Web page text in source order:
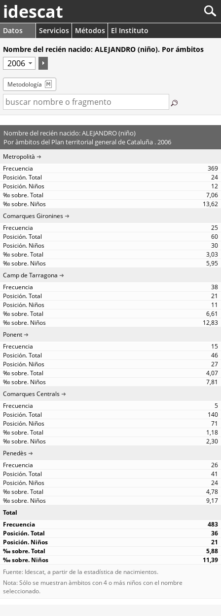
idescat
Datos Servicios Métodos
El Instituto
Nombre del recién nacido: ALEJANDRO (niño). Por ámbitos
Metodología
Nombre del recién nacido: ALEJANDRO (niño)
Por àmbitos del Plan territorial general de Cataluña . 2006
Metropolità
369
24
12
7,06
13,62
Comarques Gironines
25
60
30
3,03
5,95
Camp de Tarragona
38
21
11
6,61
12,83
Ponent
15
46
27
4,07
7,81
Comarques Centrals
5
140
71
1,18
2,30
Penedès
26
41
24
4,78
9,17
Total
483
36
21
5,88
11,39
Fuente: Idescat, a partir de la estadística de nacimientos.
Nota: Sólo se muestran àmbitos con 4 o más niños con el nombre
seleccionado.